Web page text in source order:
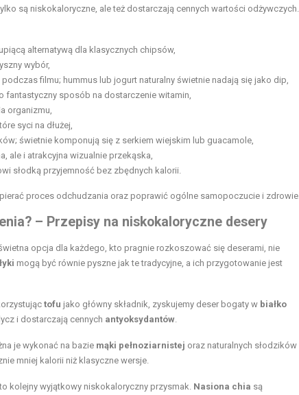
tylko są niskokaloryczne, ale też dostarczają cennych wartości odżywczych.
alternatywą dla klasycznych chipsów,
wybór,
filmu; hummus lub jogurt naturalny świetnie nadają się jako dip,
sposób na dostarczenie witamin,
organizmu,
syci na dłużej,
świetnie komponują się z serkiem wiejskim lub guacamole,
ale i atrakcyjna wizualnie przekąska,
słodką przyjemność bez zbędnych kalorii.
proces odchudzania oraz poprawić ogólne samopoczucie i zdrowie.
– Przepisy na niskokaloryczne desery
opcja dla każdego, kto pragnie rozkoszować się deserami, nie
mogą być równie pyszne jak te tradycyjne, a ich przygotowanie jest
tofu jako główny składnik, zyskujemy deser bogaty w białko
i dostarczają cennych antyoksydantów
je wykonać na bazie mąki pełnoziarnistej oraz naturalnych słodzików
mniej kalorii niż klasyczne wersje.
kolejny wyjątkowy niskokaloryczny przysmak. Nasiona chia są